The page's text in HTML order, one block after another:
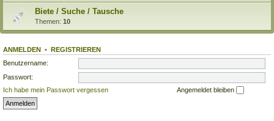
Biete / Suche / Tausche
Themen: 10
ANMELDEN • REGISTRIEREN
Benutzername:
Passwort:
Ich habe mein Passwort vergessen
Angemeldet bleiben